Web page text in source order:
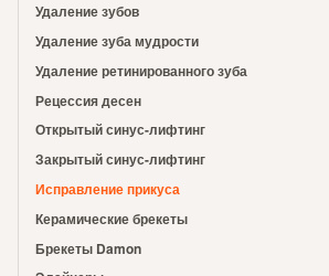
Удаление зубов
Удаление зуба мудрости
Удаление ретинированного зуба
Рецессия десен
Открытый синус-лифтинг
Закрытый синус-лифтинг
Исправление прикуса
Керамические брекеты
Брекеты Damon